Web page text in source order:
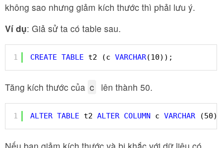
không sao nhưng giảm kích thước thì phải lưu ý.
Ví dụ: Giả sử ta có table sau.
1 CREATE TABLE t2 (c VARCHAR(10));
Tăng kích thước của c lên thành 50.
1 ALTER TABLE t2 ALTER COLUMN c VARCHAR
Nếu bạn giảm kích thước và bị khắc với dữ liệu có